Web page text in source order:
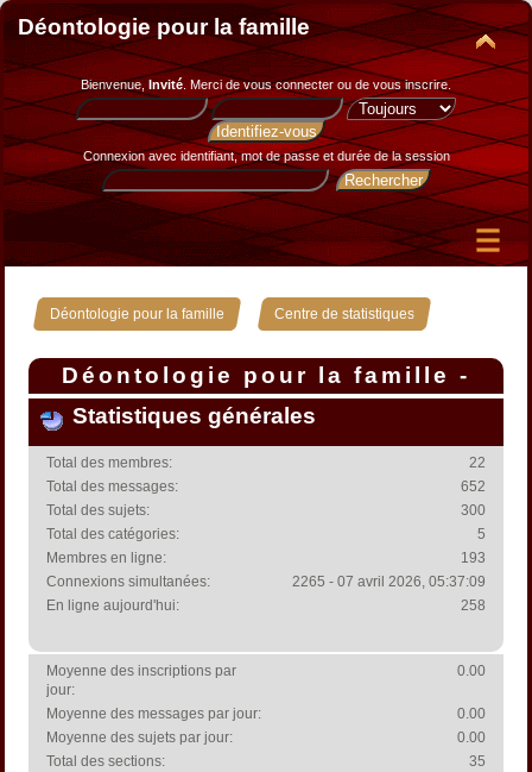
Déontologie pour la famille
Bienvenue, Invité. Merci devous connecter ou de vous inscrire.
Connexion avec identifiant, mot de passe et durée de la session
Déontologie pour la famille » Centre de statistiques
Déontologie pour la famille -
Centre de statistiques
Statistiques générales
Total des membres:
22
Total des messages:
652
Total des sujets:
300
Total des catégories:
5
Membres en ligne:
193
Connexions simultanées:
2265 - 07 avril 2026, 05:37:09
En ligne aujourd'hui:
258
Moyenne des inscriptions par
jour:
0.00
Moyenne des messages par jour:
0.00
Moyenne des sujets par jour:
0.00
Total des sections:
35